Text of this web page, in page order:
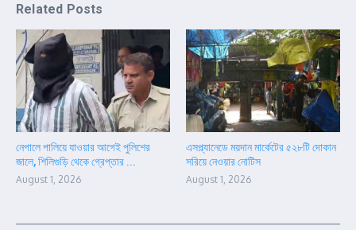
Related Posts
নেপালে পালিয়ে যাওয়ার আগেই পুলিশের
জালে, শিলিগুড়ি থেকে গ্রেপ্তার ...
August 1, 2026
এসপ্ল্যানেডে ময়দান মার্কেটের ৫২৮টি দোকান
সরিয়ে নেওয়ার নোটিস
August 1, 2026